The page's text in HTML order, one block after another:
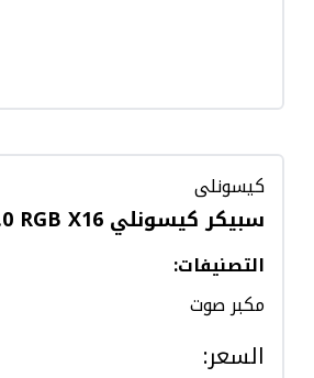
كيسونلى
سبيكر كيسونلي USB 2.0 RGB X16
التصنيفات:
مكبر صوت
السعر: